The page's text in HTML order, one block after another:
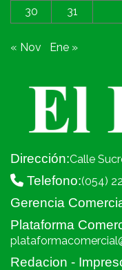
30
31
« Nov Ene »
Dirección:Calle
Telefono:(054)
Gerencia
Plataforma
Redacion -